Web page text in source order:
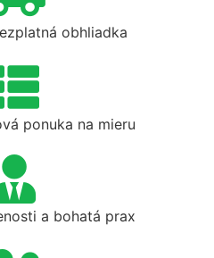
obhliadka
ponuka na mieru
a bohatá prax